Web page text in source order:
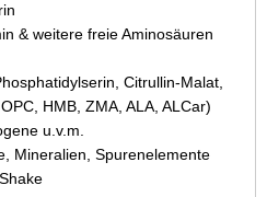
& weitere freie Aminosäuren
Citrullin-Malat,
HMB, ZMA, ALA, ALCar)
u.v.m.
Mineralien, Spurenelemente